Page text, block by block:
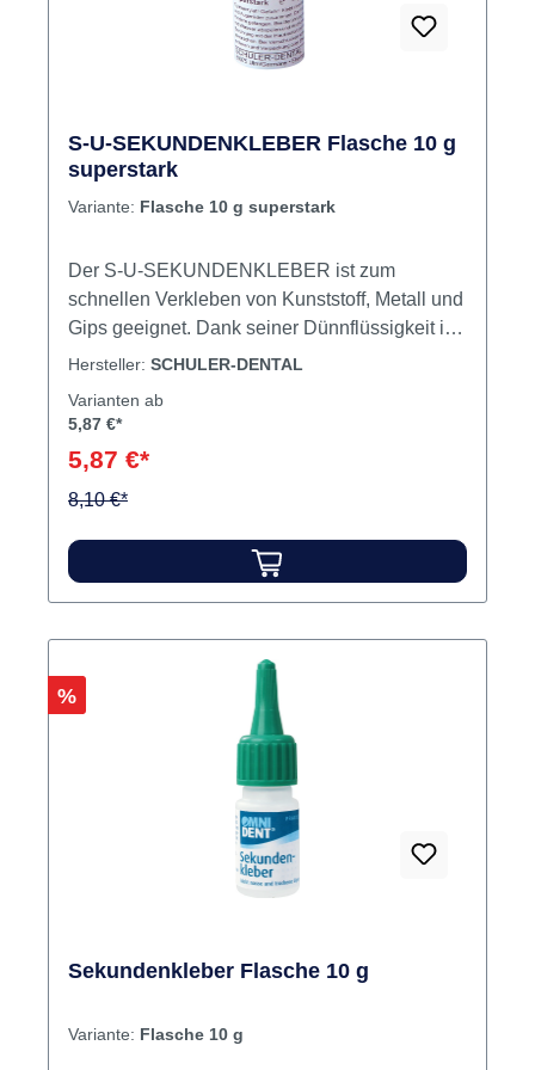
S-U-SEKUNDENKLEBER Flasche 10 g
superstark
Variante: Flasche 10 g superstark
Der S-U-SEKUNDENKLEBER ist zum
schnellen Verkleben von Kunststoff, Metall und
Gips geeignet. Dank seiner Dünnflüssigkeit ist
er gut zum Versiegeln von Gipsoberflächen zu
Kantenfestigkeit erzielt werden. Zudem werden
Hersteller: SCHULER-DENTAL
Varianten ab
5,87 €*
5,87 €*
8,10 €*
Rabatt
%
Sekundenkleber Flasche 10 g
Variante: Flasche 10 g